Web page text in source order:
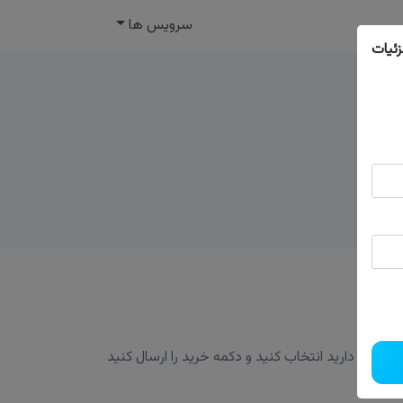
سرویس ها